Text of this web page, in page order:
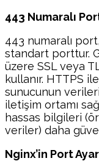
443 Numaralı
443 numaralı
standart porttur.
üzere SSL veya
kullanır. HTTPS
sunucunun
iletişim ortamı
hassas bilgileri
veriler) daha
Nginx’in Port